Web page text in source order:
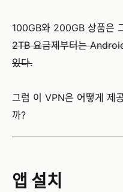
100GB와 200GB 상품은
2TB 요금제부터는
있다.
그럼 이 VPN은 어떻게 제
까?
앱 설치